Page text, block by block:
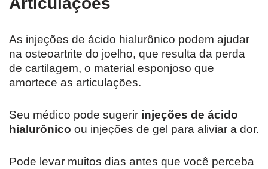
As injeções de ácido hialurônico podem ajudar
na osteoartrite do joelho, que resulta da perda
de cartilagem, o material esponjoso que
amortece as articulações.
Seu médico pode sugerir injeções de ácido
hialurônico ou injeções de gel para aliviar a dor.
Pode levar muitos dias antes que você perceba